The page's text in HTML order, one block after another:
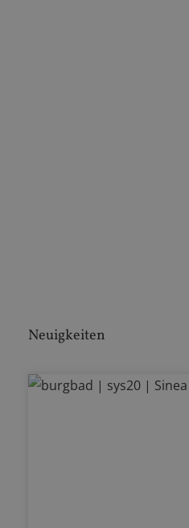
Neuigkeiten